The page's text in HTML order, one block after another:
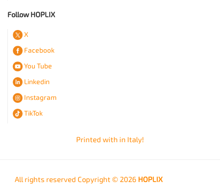
Follow HOPLIX
X
Facebook
You Tube
Linkedin
Instagram
TikTok
Printed with in Italy!
All rights reserved Copyright © 2026 HOPLIX